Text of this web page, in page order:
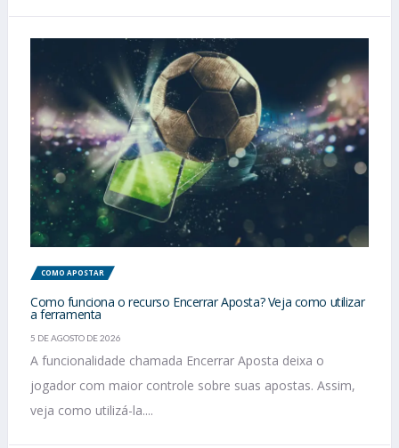
COMO APOSTAR
Como funciona o recurso Encerrar Aposta? Veja como utilizar
a ferramenta
5 DE AGOSTO DE 2026
A funcionalidade chamada Encerrar Aposta deixa o
jogador com maior controle sobre suas apostas. Assim,
veja como utilizá-la....